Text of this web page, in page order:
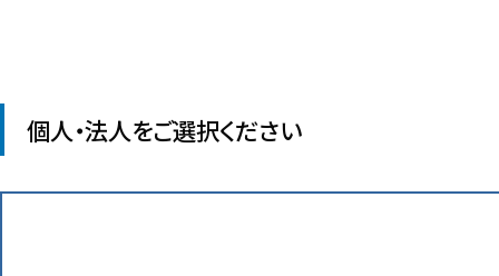
個人・法人をご選択ください